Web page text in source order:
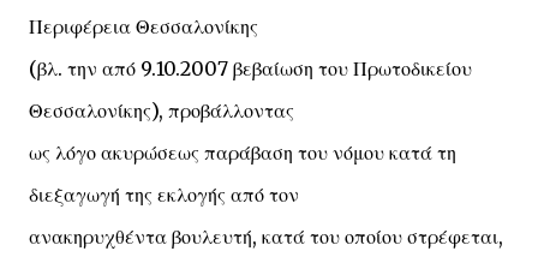
Περιφέρεια Θεσσαλονίκης
(βλ. την από 9.10.2007 βεβαίωση του Πρωτοδικείου
Θεσσαλονίκης), προβάλλοντας
ως λόγο ακυρώσεως παράβαση του νόμου κατά τη
διεξαγωγή της εκλογής από τον
ανακηρυχθέντα βουλευτή, κατά του οποίου στρέφεται,